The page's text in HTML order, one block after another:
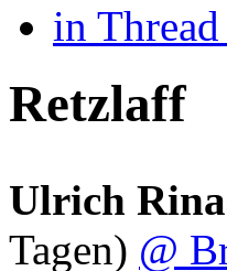
in
Retzlaff
Ulrich
Tagen) @